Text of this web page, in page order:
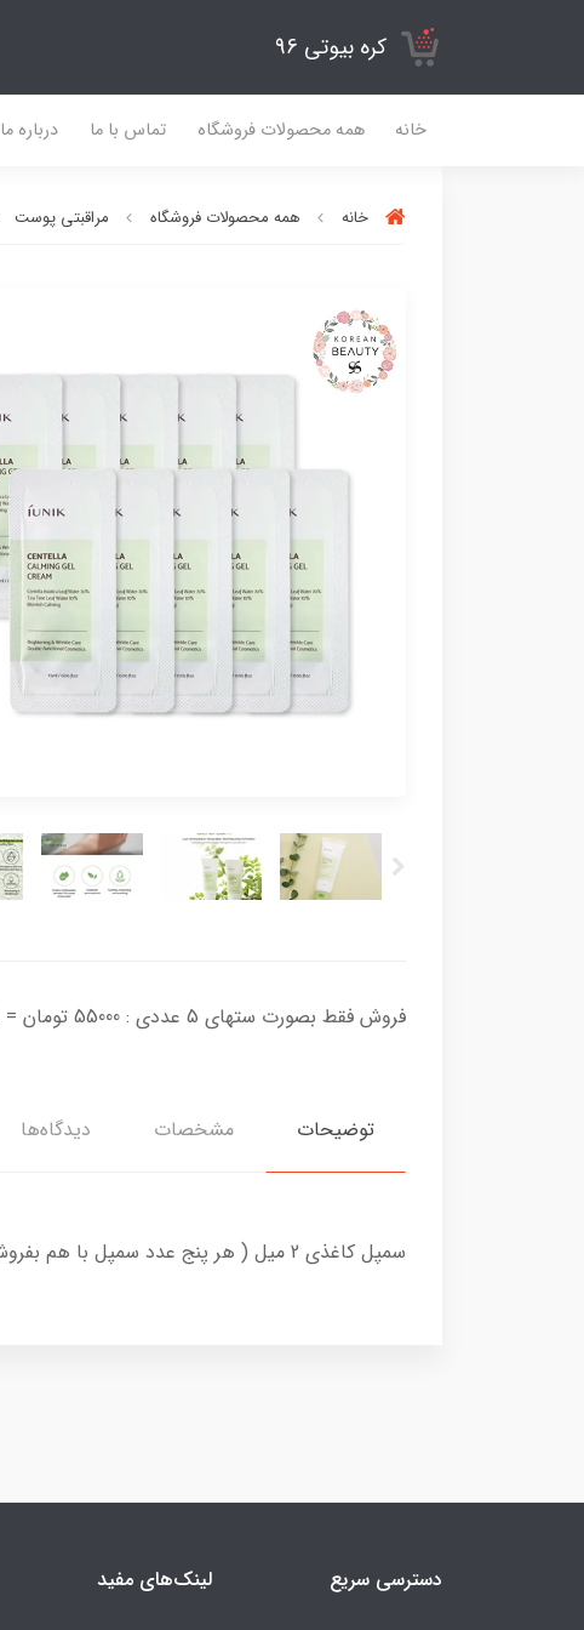
کره بیوتی 96
خانه همه محصولات فروشگاه تماس با ما درباره ما
خانه همه محصولات فروشگاه مراقبتی پوست
فروش فقط بصورت ستهای 5 عددی : 55000 تومان = 5 عدد سمپل
توضیحات مشخصات دیدگاه‌ها
سمپل کاغذی 2 میل ( هر پنج عدد سمپل با هم بفروش میرسند. ) ✨
دسترسی سریع لینک‌های مفید